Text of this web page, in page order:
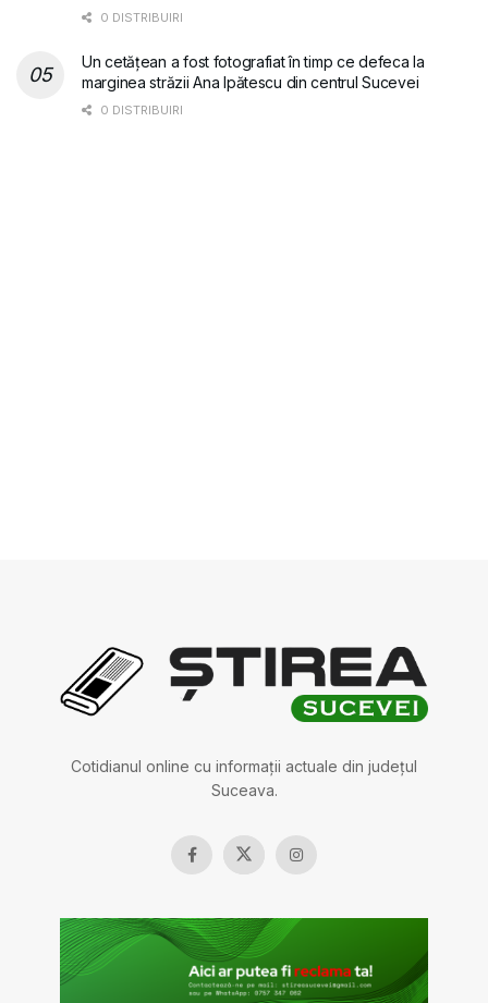
0 DISTRIBUIRI
Un cetățean a fost fotografiat în timp ce defeca la
marginea străzii Ana Ipătescu din centrul Sucevei
0 DISTRIBUIRI
Cotidianul online cu informații actuale din județul
Suceava.